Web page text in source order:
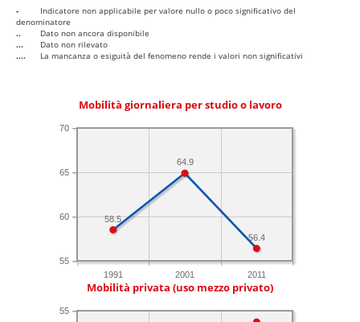
-
Indicatore non applicabile per valore nullo o poco significativo del
denominatore
..
Dato non ancora disponibile
...
Dato non rilevato
....
La mancanza o esiguità del fenomeno rende i valori non significativi
Mobilità giornaliera per studio o lavoro
1991 2001 2011
55
60
65
70
56.4
64.9
58.5
Mobilità privata (uso mezzo privato)
55